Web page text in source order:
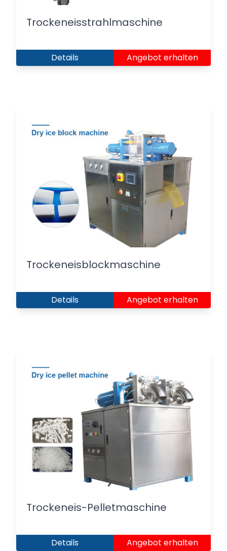
Trockeneisstrahlmaschine
Details Angebot erhalten
Trockeneisblockmaschine
Details Angebot erhalten
Trockeneis-Pelletmaschine
Details Angebot erhalten